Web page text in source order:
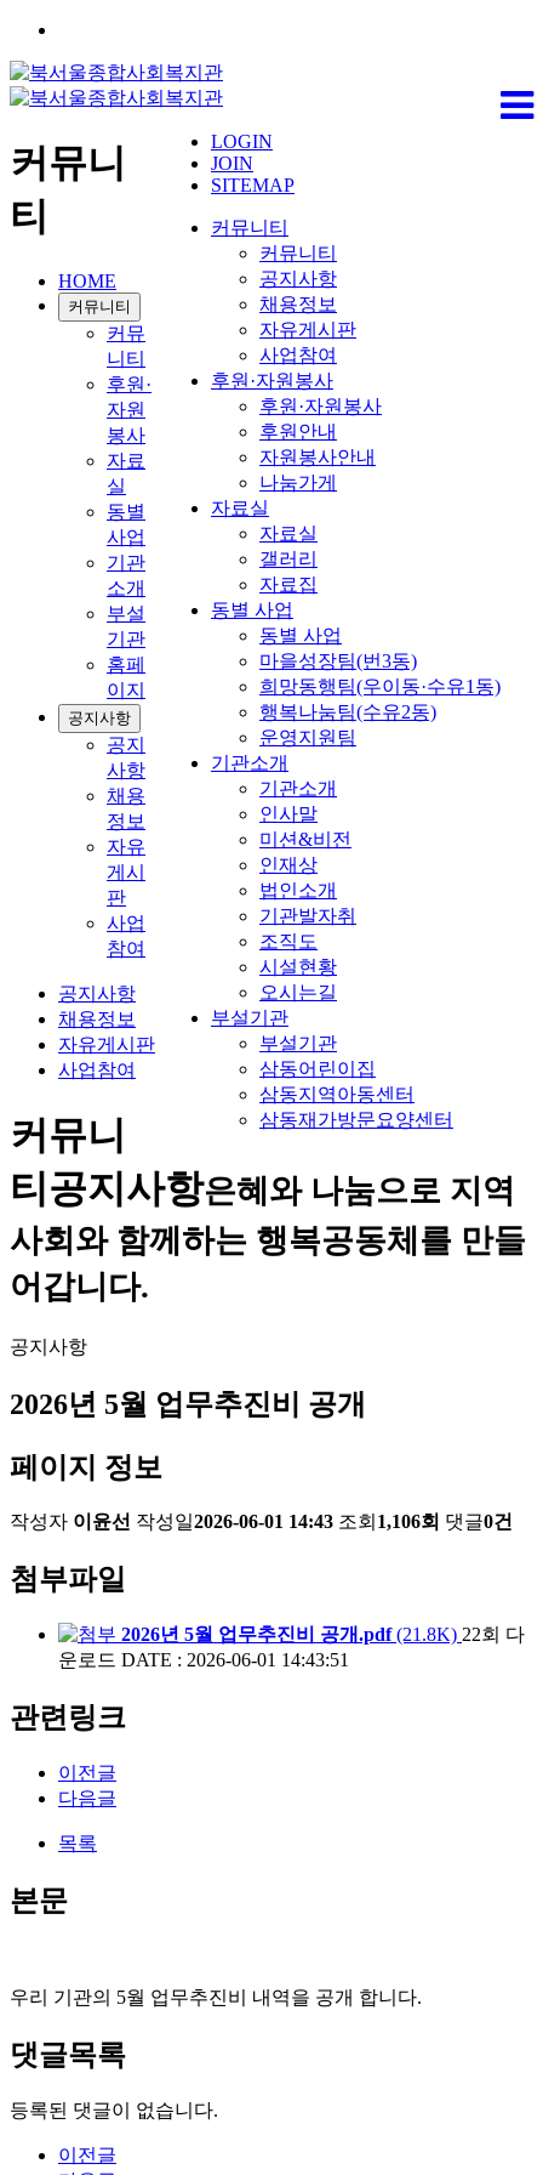
LOGIN
JOIN
SITEMAP
커뮤니티
커뮤니티
공지사항
채용정보
자유게시판
사업참여
후원·자원봉사
후원·자원봉사
후원안내
자원봉사안내
나눔가게
자료실
자료실
갤러리
자료집
동별 사업
동별 사업
마을성장팀(번3동)
희망동행팀(우이동·수유1동)
행복나눔팀(수유2동)
운영지원팀
기관소개
기관소개
인사말
미션&비전
인재상
법인소개
기관발자취
조직도
시설현황
오시는길
부설기관
부설기관
삼동어린이집
삼동지역아동센터
삼동재가방문요양센터
커뮤니
티
HOME
커뮤니티
커뮤
니티
후원·
자원
봉사
자료
실
동별
사업
기관
소개
부설
기관
홈페
이지
공지사항
공지
사항
채용
정보
자유
게시
판
사업
참여
공지사항
채용정보
자유게시판
사업참여
커뮤니
티공지사항은혜와 나눔으로 지역
사회와 함께하는 행복공동체를 만들
어갑니다.
공지사항
2026년 5월 업무추진비 공개
페이지 정보
작성자 이윤선 작성일2026-06-01 14:43 조회 1,106회 댓글0건
첨부파일
2026년 5월 업무추진비 공개.pdf(21.8K) 22회 다
운로드 DATE : 2026-06-01 14:43:51
관련링크
이전글
다음글
목록
본문
우리 기관의 5월 업무추진비 내역을 공개 합니다.
댓글목록
등록된 댓글이 없습니다.
이전글